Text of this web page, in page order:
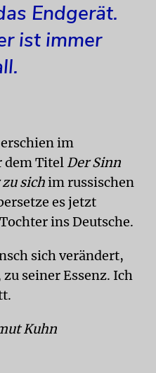
Endgerät.
ist immer
im
dem Titel Der Sinn
sichim russischen
es jetzt
ins Deutsche.
sich verändert,
seiner Essenz. Ich
Kuhn